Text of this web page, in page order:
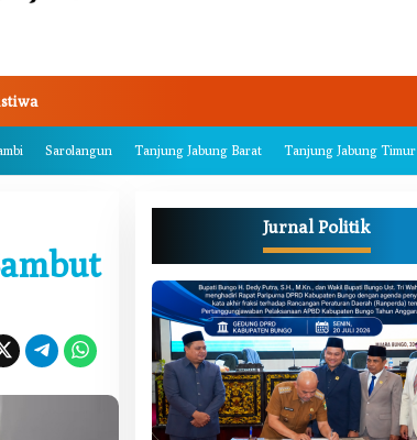
Sarolangun Tanjung Jabung Barat Tanjung Jabung Timur
Jurnal Politik